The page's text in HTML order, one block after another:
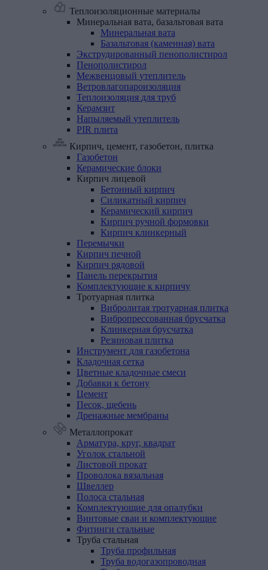
Теплоизоляционные материалы
Минеральная вата, базальтовая вата
Минеральная вата
Базальтовая (каменная) вата
Экструдированный пенополистирол
Пенополистирол
Межвенцовый утеплитель
Ветровлагопароизоляция
Теплоизоляция для труб
Керамзит
Напыляемый утеплитель
PIR плита
Кирпич, цемент, газобетон, плитка
Газобетон
Керамические блоки
Кирпич лицевой
Бетонный кирпич
Силикатный кирпич
Керамический кирпич
Кирпич ручной формовки
Кирпич клинкерный
Перемычки
Кирпич печной
Кирпич рядовой
Панель перекрытия
Комплектующие к кирпичу
Тротуарная плитка
Вибролитая тротуарная плитка
Вибропрессованная брусчатка
Клинкерная брусчатка
Резиновая плитка
Инструмент для газобетона
Кладочная сетка
Цветные кладочные смеси
Добавки к бетону
Цемент
Песок, щебень
Дренажные мембраны
Металлопрокат
Арматура, круг, квадрат
Уголок стальной
Листовой прокат
Проволока вязальная
Швеллер
Полоса стальная
Комплектующие для опалубки
Винтовые сваи и комплектующие
Фитинги стальные
Труба стальная
Труба профильная
Труба водогазопроводная